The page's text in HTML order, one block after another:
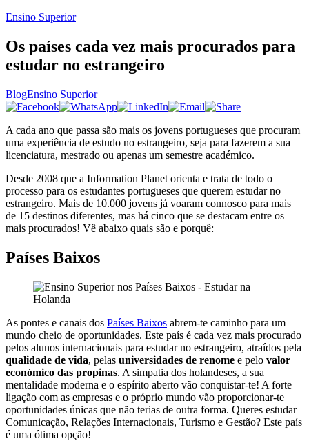
Ensino Superior
Os países cada vez mais procurados para
estudar no estrangeiro
BlogEnsino Superior
A cada ano que passa são mais os jovens portugueses que procuram
uma experiência de estudo no estrangeiro, seja para fazerem a sua
licenciatura, mestrado ou apenas um semestre académico.
Desde 2008 que a Information Planet orienta e trata de todo o
processo para os estudantes portugueses que querem estudar no
estrangeiro. Mais de 10.000 jovens já voaram connosco para mais
de 15 destinos diferentes, mas há cinco que se destacam entre os
mais procurados! Vê abaixo quais são e porquê:
Países Baixos
As pontes e canais dos Países Baixos abrem-te caminho para um
mundo cheio de oportunidades. Este país é cada vez mais procurado
pelos alunos internacionais para estudar no estrangeiro, atraídos pela
qualidade de vida, pelas universidades de renome e pelo valor
económico das propinas. A simpatia dos holandeses, a sua
mentalidade moderna e o espírito aberto vão conquistar-te! A forte
ligação com as empresas e o próprio mundo vão proporcionar-te
oportunidades únicas que não terias de outra forma. Queres estudar
Comunicação, Relações Internacionais, Turismo e Gestão? Este país
é uma ótima opção!